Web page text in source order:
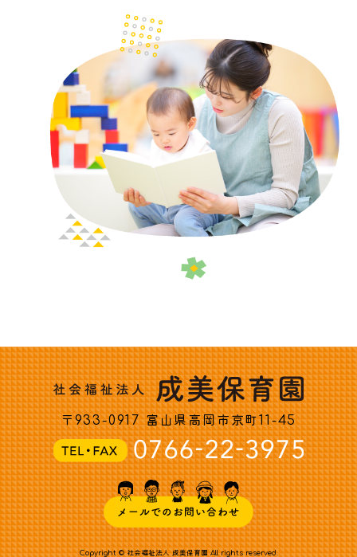
〒933-0917 富山県高岡市京町11-45
Copyright © 社会福祉法人 成美保育園 All rights reserved.